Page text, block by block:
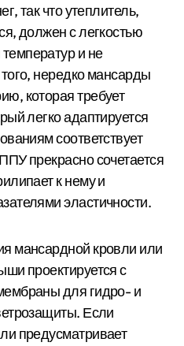
так что утеплитель,
должен с легкостью
и не
нередко мансарды
которая требует
легко адаптируется
соответствует
прекрасно сочетается
к нему и
эластичности.
мансардной кровли или
проектируется с
для гидро- и
Если
предусматривает